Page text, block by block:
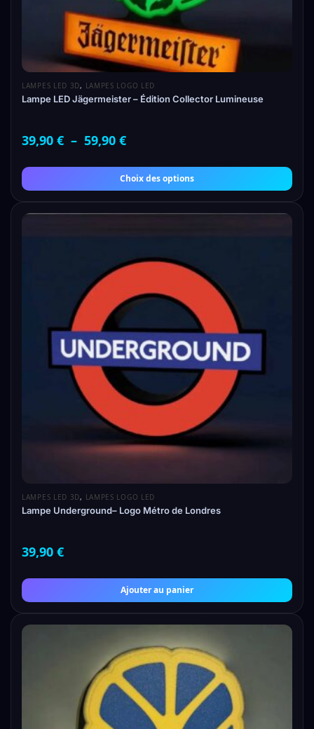
LAMPES LED 3D, LAMPES LOGO LED
Lampe LED Jägermeister – Édition Collector Lumineuse
39,90 € – 59,90 €
Choix des options
LAMPES LED 3D, LAMPES LOGO LED
Lampe Underground– Logo Métro de Londres
39,90 €
Ajouter au panier